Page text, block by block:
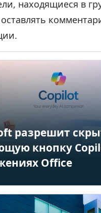
находящиеся в
разрешит
кнопку
Office